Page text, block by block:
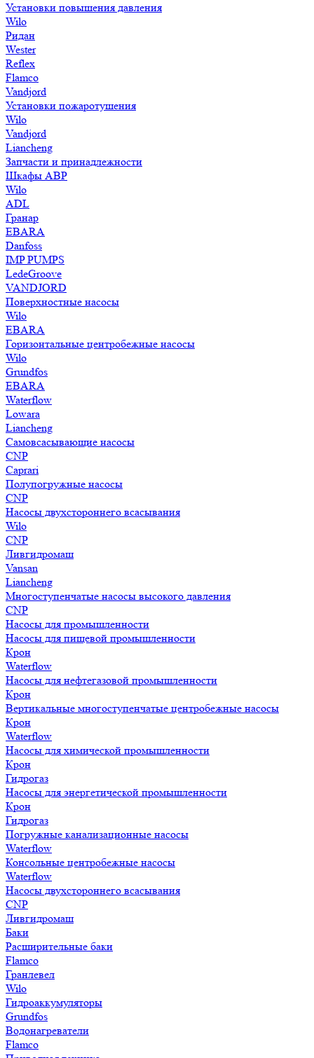
Установки повышения давления
Wilo
Ридан
Wester
Reflex
Flamco
Vandjord
Установки пожаротушения
Wilo
Vandjord
Liancheng
Запчасти и принадлежности
Шкафы АВР
Wilo
ADL
Гранар
EBARA
Danfoss
IMP PUMPS
LedeGroove
VANDJORD
Поверхностные насосы
Wilo
EBARA
Горизонтальные центробежные насосы
Wilo
Grundfos
EBARA
Waterflow
Lowara
Liancheng
Самовсасывающие насосы
CNP
Caprari
Полупогружные насосы
CNP
Насосы двухстороннего всасывания
Wilo
CNP
Ливгидромаш
Vansan
Liancheng
Многоступенчатые насосы высокого давления
CNP
Насосы для промышленности
Насосы для пищевой промышленности
Крон
Waterflow
Насосы для нефтегазовой промышленности
Крон
Вертикальные многоступенчатые центробежные насосы
Крон
Waterflow
Насосы для химической промышленности
Крон
Гидрогаз
Насосы для энергетической промышленности
Крон
Гидрогаз
Погружные канализационные насосы
Waterflow
Консольные центробежные насосы
Waterflow
Насосы двухстороннего всасывания
CNP
Ливгидромаш
Баки
Расширительные баки
Flamco
Гранлевел
Wilo
Гидроаккумуляторы
Grundfos
Водонагреватели
Flamco